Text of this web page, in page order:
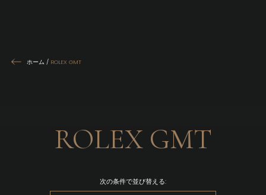
ホーム / ROLEX GMT
ROLEX GMT
次の条件で並び替える: